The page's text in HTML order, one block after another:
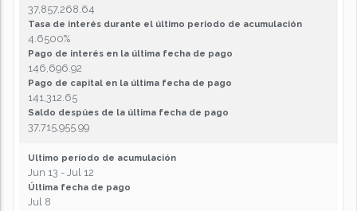
37,857,268.64
Tasa de interés durante el último periodo de acumulación
4.6500%
Pago de interés en la última fecha de pago
146,696.92
Pago de capital en la última fecha de pago
141,312.65
Saldo despúes de la última fecha de pago
37,715,955.99
Ultimo período de acumulación
Jun 13 - Jul 12
Última fecha de pago
Jul 8